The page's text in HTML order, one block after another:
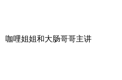
咖哩姐姐和大肠哥哥主讲